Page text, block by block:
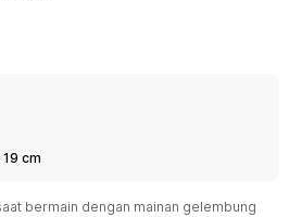
19 cm
bermain dengan mainan gelembung